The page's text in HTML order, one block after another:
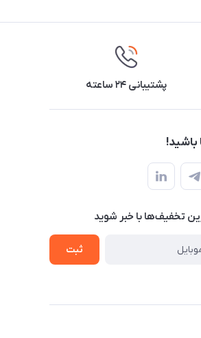
پشتیبانی ۲۴ ساعته
باشید!
تخفیف‌ها با‌ خبر شوید
ثبت